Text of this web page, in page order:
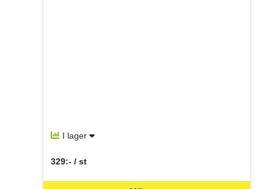
I lager
329:- / st
SEK per ST